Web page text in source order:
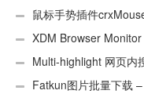
鼠标手势插件
Chrome(TM)汉化版）
XDM Browser
Multi-highlight 网页内
Fatkun图片批量下载